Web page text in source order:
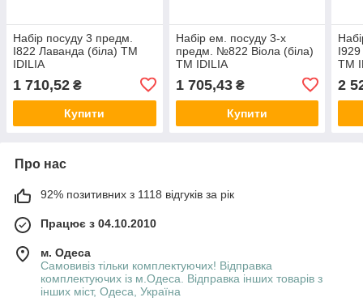
Набір посуду 3 предм.
I822 Лаванда (біла) ТМ
IDILIA
1 710,52 ₴
Купити
Набір ем. посуду 3-х
предм. №822 Віола (біла)
ТМ IDILIA
1 705,43₴
Купити
ТМ
2
Про нас
92% позитивних з 1118 відгуків за рік
Працює з 04.10.2010
м. Одеса
Самовивіз тільки комплектуючих! Відправка
комплектуючих із м.Одеса. Відправка інших товарів з
інших міст, Одеса, Україна